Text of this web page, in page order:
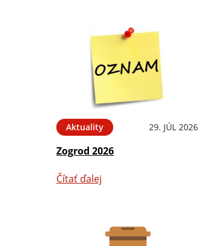
Aktuality 29. JÚL 2026
Zogrod 2026
Čítať ďalej